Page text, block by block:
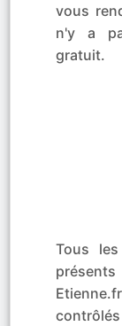
vous
n'y a
gratuit.
Tous